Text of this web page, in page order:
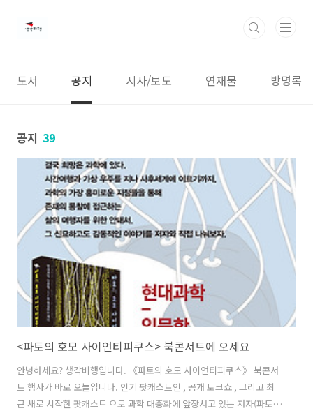
도서 공지 시사/보도 연재물 방명록
공지 39
<파토의 호모 사이언티피쿠스> 북콘서트에 오세요
안녕하세요? 생각비행입니다. 《파토의 호모 사이언티피쿠스》 북콘서
트 행사가 바로 오늘입니다. 인기 팟캐스트인 , 공개 토크쇼 , 그리고 최
근 새로 시작한 팟캐스트 으로 과학 대중화에 앞장서고 있는 저자(파토